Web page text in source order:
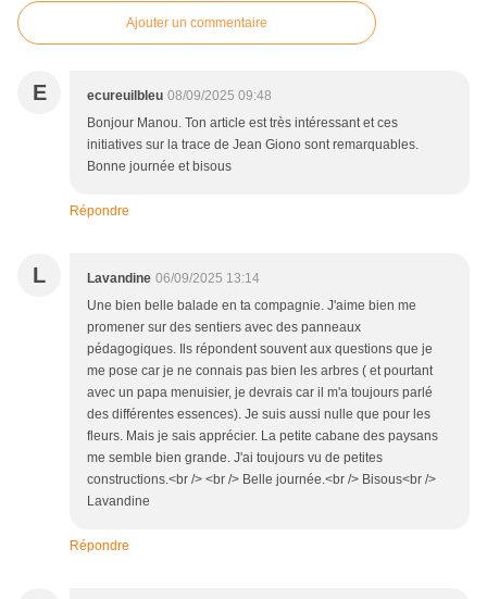
Ajouter un commentaire
E ecureuilbleu 08/09/2025 09:48
Bonjour Manou. Ton article est très intéressant et ces
initiatives sur la trace de Jean Giono sont remarquables.
Bonne journée et bisous
Répondre
L Lavandine 06/09/2025 13:14
Une bien belle balade en ta compagnie. J'aime bien me
promener sur des sentiers avec des panneaux
pédagogiques. Ils répondent souvent aux questions que je
me pose car je ne connais pas bien les arbres ( et pourtant
avec un papa menuisier, je devrais car il m'a toujours parlé
des différentes essences). Je suis aussi nulle que pour les
fleurs. Mais je sais apprécier. La petite cabane des paysans
me semble bien grande. J'ai toujours vu de petites
constructions.<br /> <br /> Belle journée.<br /> Bisous<br />
Lavandine
Répondre